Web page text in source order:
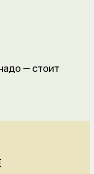
— стоит